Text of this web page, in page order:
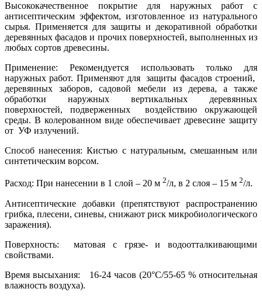
Высококачественное покрытие для наружных работ с
антисептическим эффектом, изготовленное из натурального
сырья. Применяется для защиты и декоративной обработки
деревянных фасадов и прочих поверхностей, выполненных из
любых сортов древесины.
Применение: Рекомендуется использовать только для
наружных работ. Применяют для защиты фасадов строений,
деревянных заборов, садовой мебели из дерева, а также
обработки наружных вертикальных деревянных
поверхностей, подверженных воздействию окружающей
среды. В колерованном виде обеспечивает древесине защиту
от УФ излучений.
Способ нанесения: Кистью с натуральным, смешанным или
синтетическим ворсом.
Расход: При нанесении в 1 слой – 20 м 2/л, в 2 слоя – 15 м 2/л.
Антисептические добавки (препятствуют распространению
грибка, плесени, синевы, снижают риск микробиологического
заражения).
Поверхность: матовая с грязе- и водоотталкивающими
свойствами.
Время высыхания: 16-24 часов (20°C/55-65 % относительная
влажность воздуха).